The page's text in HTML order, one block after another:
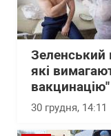
Зеленський
які
вакцинацію"
30 грудня, 14:11